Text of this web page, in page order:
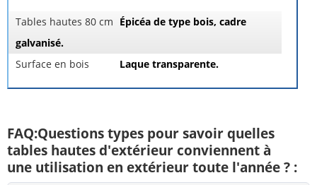
Tables hautes 80 cm Épicéa de type bois, cadre
galvanisé.
Surface en bois
Laque transparente.
FAQ:Questions types pour savoir quelles
tables hautes d'extérieur conviennent à
une utilisation en extérieur toute l'année ? :